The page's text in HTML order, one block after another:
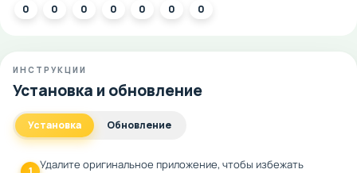
0 0 0 0 0 0 0
ИНСТРУКЦИИ
Установка и обновление
Установка Обновление
Удалите оригинальное приложение, чтобы избежать